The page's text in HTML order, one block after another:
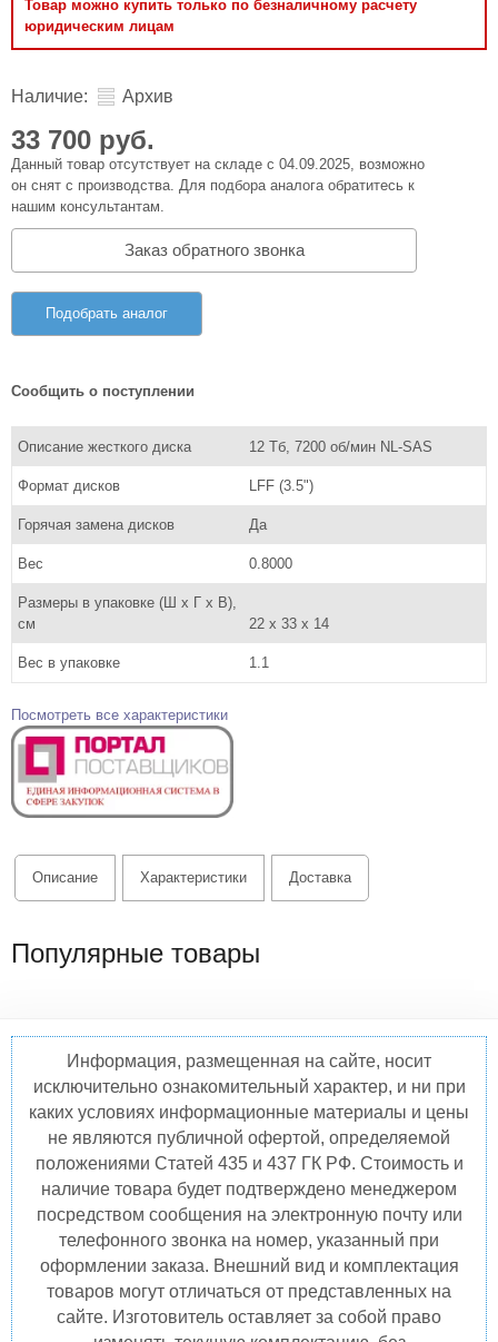
Товар можно купить только по безналичному расчету
юридическим лицам
Наличие: Архив
33 700 руб.
Данный товар отсутствует на складе с 04.09.2025, возможно
он снят с производства. Для подбора аналога обратитесь к
нашим консультантам.
Заказ обратного звонка
Подобрать аналог
Сообщить о поступлении
Описание жесткого диска 12 Тб, 7200 об/мин NL-SAS
Формат дисков LFF (3.5")
Горячая замена дисков Да
Вес 0.8000
Размеры в упаковке (Ш x Г x В),
см
22 x 33 x 14
Вес в упаковке 1.1
Посмотреть все характеристики
Описание Характеристики Доставка
Популярные товары
Информация, размещенная на сайте, носит
исключительно ознакомительный характер, и ни при
каких условиях информационные материалы и цены
не являются публичной офертой, определяемой
положениями Статей 435 и 437 ГК РФ. Стоимость и
наличие товара будет подтверждено менеджером
посредством сообщения на электронную почту или
телефонного звонка на номер, указанный при
оформлении заказа. Внешний вид и комплектация
товаров могут отличаться от представленных на
сайте. Изготовитель оставляет за собой право